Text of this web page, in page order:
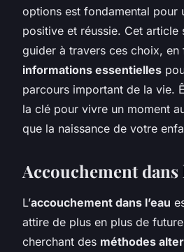
options est fondamental pour
positive et réussie. Cet article
guider à travers ces choix, en
informations essentielles
parcours important de la vie.
la clé pour vivre un moment
que la naissance de votre
Accouchement dans
L’accouchement dans l’eau
attire de plus en plus de
cherchant des méthodes